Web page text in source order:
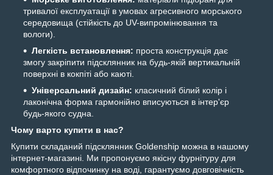
тривалої експлуатації в умовах агресивного морського
середовища (стійкість до UV-випромінювання та
вологи).
Легкість встановлення: проста конструкція дає
змогу закріпити підсклянник на будь-якій вертикальній
поверхні в кокпіті або каюті.
Універсальний дизайн: класичний білий колір і
лаконічна форма гармонійно вписуються в інтер'єр
будь-якого судна.
Чому варто купити в нас?
Купити складаний підсклянник Goldenship можна в нашому
інтернет-магазині. Ми пропонуємо якісну фурнітуру для
комфортного відпочинку на воді, гарантуємо довговічність